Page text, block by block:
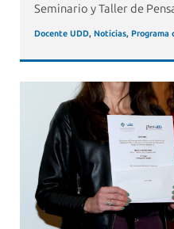
Seminario y Taller de
Docente UDD, Noticias, Programa